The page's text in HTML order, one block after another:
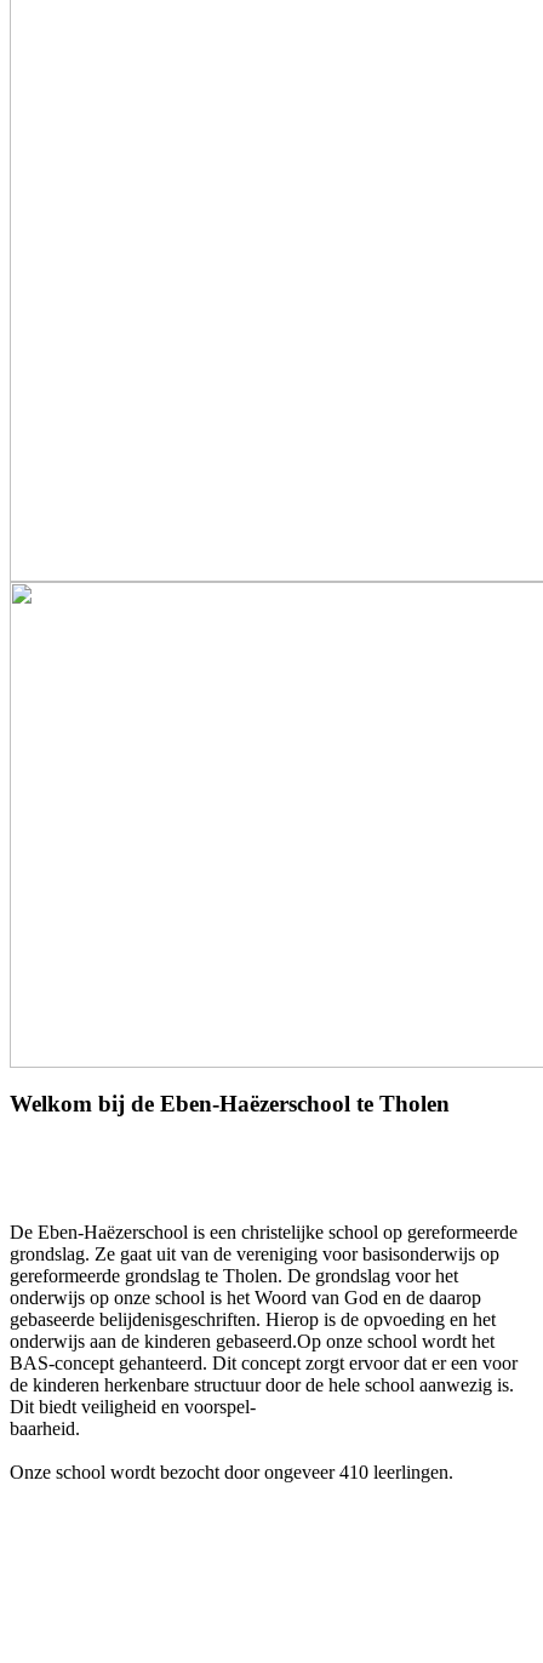
Welkom bij de Eben-Haëzerschool te Tholen
De Eben-Haëzerschool is een christelijke school op gereformeerde
grondslag. Ze gaat uit van de vereniging voor basisonderwijs op
gereformeerde grondslag te Tholen. De grondslag voor het
onderwijs op onze school is het Woord van God en de daarop
gebaseerde belijdenisgeschriften. Hierop is de opvoeding en het
onderwijs aan de kinderen gebaseerd.Op onze school wordt het
BAS-concept gehanteerd. Dit concept zorgt ervoor dat er een voor
de kinderen herkenbare structuur door de hele school aanwezig is.
Dit biedt veiligheid en voorspel-
baarheid.
Onze school wordt bezocht door ongeveer 410 leerlingen.